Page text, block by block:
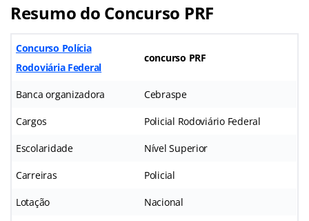
Resumo do Concurso PRF
Concurso Polícia
Rodoviária Federal
concurso PRF
Banca organizadora Cebraspe
Cargos Policial Rodoviário Federal
Escolaridade Nível Superior
Carreiras Policial
Lotação Nacional